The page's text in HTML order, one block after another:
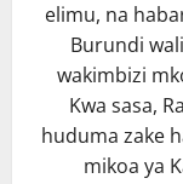
elimu, na
Burundi
wakimbizi
Kwa sasa,
huduma zake
mikoa ya